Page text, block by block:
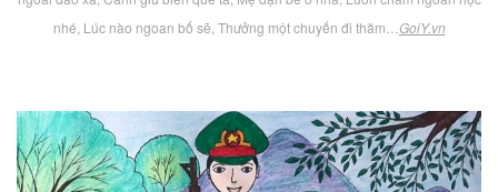
nhé, Lúc nào ngoan bố sẽ, Thưởng một chuyến đi thăm…GoiY.vn